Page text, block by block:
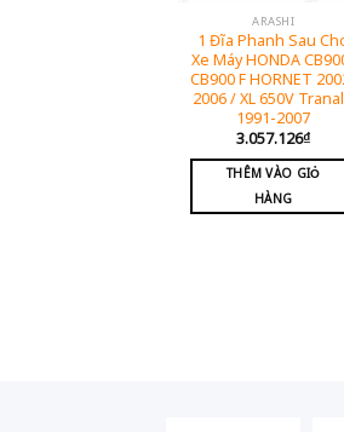
ARASHI
1 Đĩa Phanh Sau
Xe Máy HONDA
CB900 F HORNET
2006 / XL 650V
1991-2007
3.057.126₫
THÊM VÀO GIỎ
HÀNG